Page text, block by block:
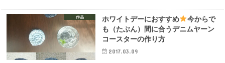
作品 ホワイトデーにおすすめ
今からで
も（たぶん）間に合うデニムヤーン
コースターの作り方
2017.03.09